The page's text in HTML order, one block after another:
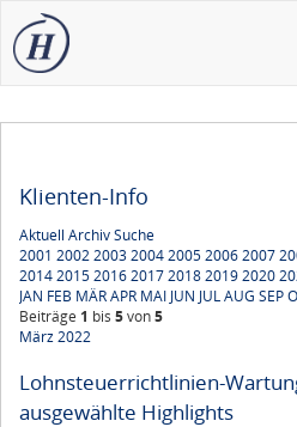
Klienten-Info
Aktuell ArchivSuche
2001 200220032004200520062007
2014201520162017201820192020
JAN FEB MÄRAPR MAI JUN JULAUG SEP
Beiträge 1 bis 5von5
März 2022
Lohnsteuerrichtlinien-
ausgewählte Highlights